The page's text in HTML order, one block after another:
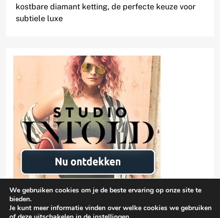
kostbare diamant ketting, de perfecte keuze voor
subtiele luxe
We gebruiken cookies om je de beste ervaring op onze site te
bieden.
Je kunt meer informatie vinden over welke cookies we gebruiken